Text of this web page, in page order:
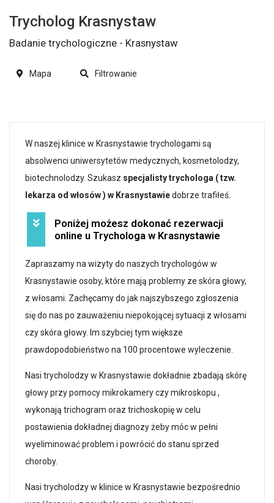
W naszej klinice w Krasnystawie trychologami są
absolwenci uniwersytetów medycznych, kosmetolodzy,
biotechnolodzy. Szukasz specjalisty trychologa ( tzw.
lekarza od włosów ) w Krasnystawiedobrze trafiłeś.
Poniżej możesz dokonać rezerwacji
online u Trychologa w Krasnystawie
Zapraszamy na wizyty do naszych trychologów w
Krasnystawie osoby, które mają problemy ze skóra głowy,
z włosami. Zachęcamy do jak najszybszego zgłoszenia
się do nas po zauważeniu niepokojącej sytuacji z włosami
czy skóra głowy. Im szybciej tym większe
prawdopodobieństwo na 100 procentowe wyleczenie.
Nasi trycholodzy w Krasnystawie dokładnie zbadają skórę
głowy przy pomocy mikrokamery czy mikroskopu ,
wykonają trichogram oraz trichoskopię w celu
postawienia dokładnej diagnozy żeby móc w pełni
wyeliminować problem i powrócić do stanu sprzed
choroby.
Nasi trycholodzy w klinice w Krasnystawie bezpośrednio
Trycholog Krasnystaw
Badanie trychologiczne - Krasnystaw
Mapa Filtrowanie